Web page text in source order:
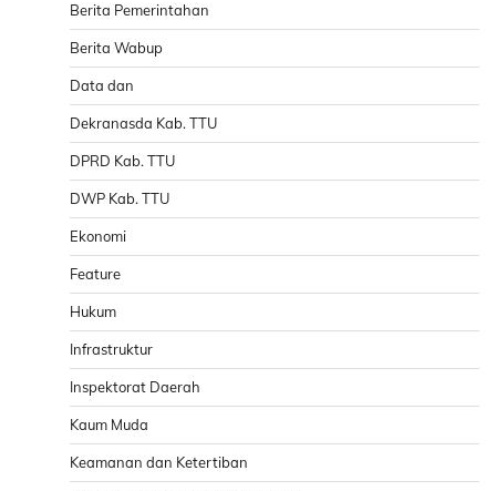
Berita Pemerintahan
Berita Wabup
Data dan
Dekranasda Kab. TTU
DPRD Kab. TTU
DWP Kab. TTU
Ekonomi
Feature
Hukum
Infrastruktur
Inspektorat Daerah
Kaum Muda
Keamanan dan Ketertiban